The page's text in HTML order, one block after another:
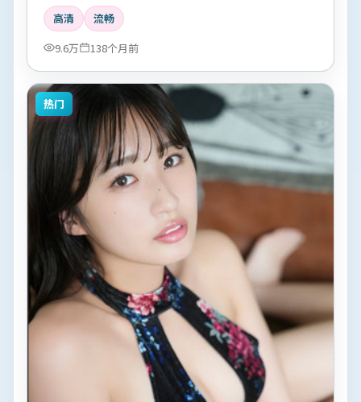
高清
流畅
9.6万
138个月前
热门